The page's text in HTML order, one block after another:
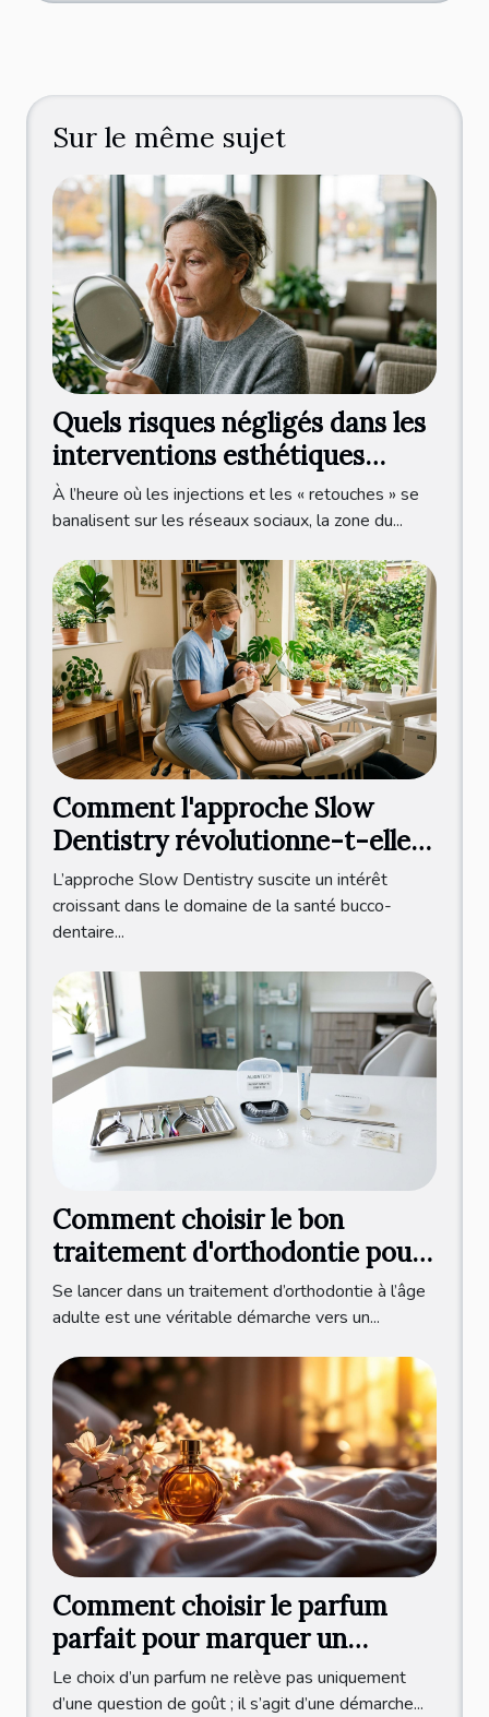
Sur le même sujet
Quels risques négligés dans les
interventions esthétiques
autour de l’œil ?
À l’heure où les injections et les « retouches » se
banalisent sur les réseaux sociaux, la zone du...
Comment l'approche Slow
Dentistry révolutionne-t-elle
les soins dentaires ?
L’approche Slow Dentistry suscite un intérêt
croissant dans le domaine de la santé bucco-
dentaire...
Comment choisir le bon
traitement d'orthodontie pour
adultes ?
Se lancer dans un traitement d’orthodontie à l’âge
adulte est une véritable démarche vers un...
Comment choisir le parfum
parfait pour marquer un
nouveau départ ?
Le choix d’un parfum ne relève pas uniquement
d’une question de goût ; il s’agit d’une démarche...